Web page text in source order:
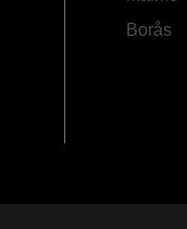
Borås